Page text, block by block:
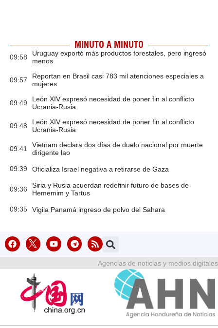
MINUTO A MINUTO
09:58
Uruguay exportó más productos forestales, pero ingresó
menos
09:57
Reportan en Brasil casi 783 mil atenciones especiales a
mujeres
09:49
León XIV expresó necesidad de poner fin al conflicto
Ucrania-Rusia
09:48
León XIV expresó necesidad de poner fin al conflicto
Ucrania-Rusia
09:41
Vietnam declara dos días de duelo nacional por muerte
dirigente lao
09:39 Oficializa Israel negativa a retirarse de Gaza
09:36
Siria y Rusia acuerdan redefinir futuro de bases de
Hememim y Tartus
09:35 Vigila Panamá ingreso de polvo del Sahara
Agencias de noticias y medios digitales